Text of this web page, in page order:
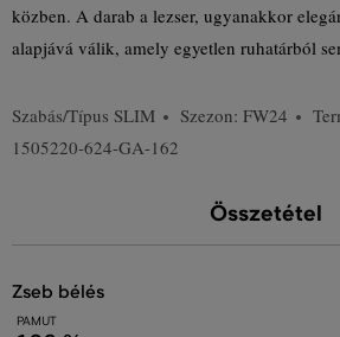
közben. A darab a lezser, ugyanakkor
alapjává válik, amely egyetlen ruhatárból
Szabás/Típus SLIM Szezon: FW24
1505220-624-GA-162
Összetétel
zseb bélés
PAMUT